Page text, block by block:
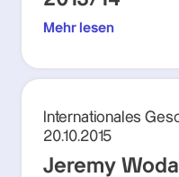
Mehr lesen
Internationales
20.10.2015
Jeremy